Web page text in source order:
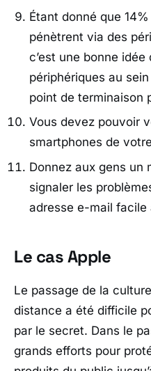
Étant donné que
pénètrent via des
c’est une bonne
périphériques au
point de terminaison
Vous devez pouvoir
smartphones de
Donnez aux gens un
signaler les
adresse e-mail facile
Le cas Apple
Le passage de la
distance a été difficile
par le secret. Dans le
grands efforts pour